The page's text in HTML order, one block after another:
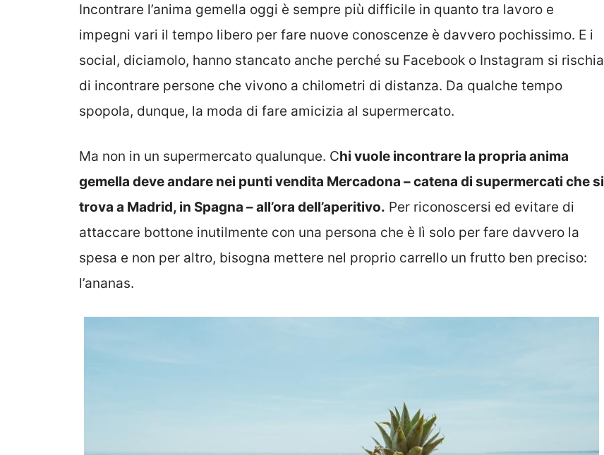
Incontrare l’anima gemella oggi è sempre più difficile in quanto tra lavoro e
impegni vari il tempo libero per fare nuove conoscenze è davvero pochissimo. E i
social, diciamolo, hanno stancato anche perché su Facebook o Instagram si rischia
di incontrare persone che vivono a chilometri di distanza. Da qualche tempo
spopola, dunque, la moda di fare amicizia al supermercato.
Ma non in un supermercato qualunque. Chi vuole incontrare la propria anima
gemella deve andare nei punti vendita Mercadona – catena di supermercati che si
trova a Madrid, in Spagna – all’ora dell’aperitivo. Per riconoscersi ed evitare di
attaccare bottone inutilmente con una persona che è lì solo per fare davvero la
spesa e non per altro, bisogna mettere nel proprio carrello un frutto ben preciso:
l’ananas.